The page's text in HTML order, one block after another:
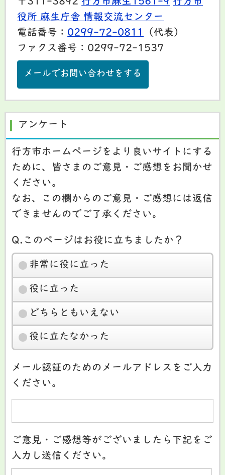
役所 麻生庁舎 情報交流センター
電話番号： 0299-72-0811
（代表）
ファクス番号：0299-72-1537
メールでお問い合わせをする
アンケート
行方市ホームページをより良いサイトにする
ために、皆さまのご意見・ご感想をお聞かせ
ください。
なお、この欄からのご意見・ご感想には返信
できませんのでご了承ください。
Q.このページはお役に立ちましたか？
非常に役に立った
役に立った
どちらともいえない
役に立たなかった
メール認証のためのメールアドレスをご入力
ください。
ご意見・ご感想等がございましたら下記をご
入力し送信ください。